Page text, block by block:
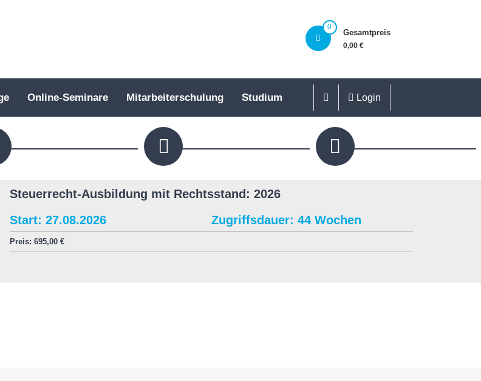
0
Gesamtpreis
0,00 €
Login
Online-Seminare Mitarbeiterschulung Studium
Steuerrecht-Ausbildung mit Rechtsstand: 2026
Start: 27.08.2026
Zugriffsdauer: 44 Wochen
Preis: 695,00 €